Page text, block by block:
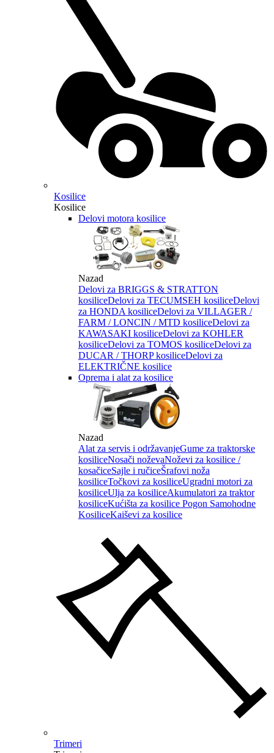
Kosilice
Kosilice
Delovi motora kosilice
Nazad
Delovi za BRIGGS & STRATTON
kosiliceDelovi za TECUMSEH kosiliceDelovi
za HONDA kosiliceDelovi za VILLAGER /
FARM / LONCIN / MTD kosiliceDelovi za
KAWASAKI kosiliceDelovi za KOHLER
kosiliceDelovi za TOMOS kosiliceDelovi za
DUCAR / THORP kosiliceDelovi za
ELEKTRIČNE kosilice
Oprema i alat za kosilice
Nazad
Alat za servis i održavanjeGume za traktorske
kosiliceNosači noževaNoževi za kosilice /
kosačiceSajle i ručiceŠrafovi noža
kosiliceTočkovi za kosiliceUgradni motori za
kosiliceUlja za kosiliceAkumulatori za traktor
kosiliceKućišta za kosilice Pogon Samohodne
KosiliceKaiševi za kosilice
Trimeri